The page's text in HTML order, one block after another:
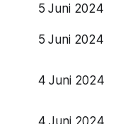
5 Juni 2024
5 Juni 2024
4 Juni 2024
4 Juni 2024